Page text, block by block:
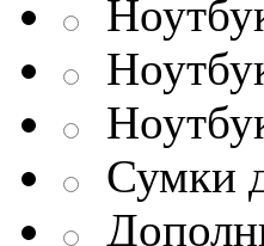
Сумки